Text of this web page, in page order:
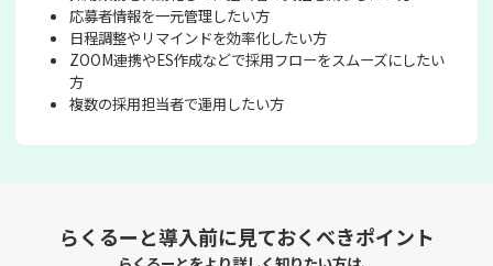
応募者情報を一元管理したい方
日程調整やリマインドを効率化したい方
ZOOM連携やES作成などで採用フローをスムーズにしたい
方
複数の採用担当者で運用したい方
らくるーと導入前に見ておくべきポイント